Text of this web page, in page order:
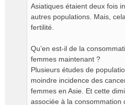
Asiatiques étaient deux fois
autres populations. Mais,
fertilité.
Qu’en est-il de la
femmes maintenant ?
Plusieurs études de
moindre incidence des
femmes en Asie. Et cette
associée à la consommation